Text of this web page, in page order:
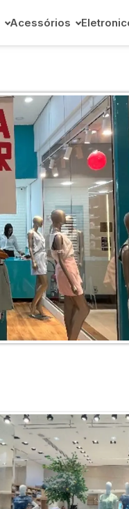
Acessórios